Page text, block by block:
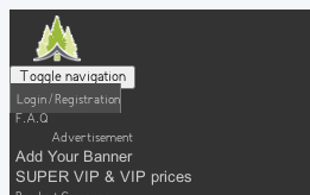
Toggle navigation
Login / Registration
F.A.Q
Advertisement
Add Your Banner
SUPER VIP & VIP prices